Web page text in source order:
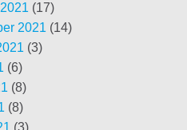
(17)
2021 (14)
(3)
(6)
(8)
(8)